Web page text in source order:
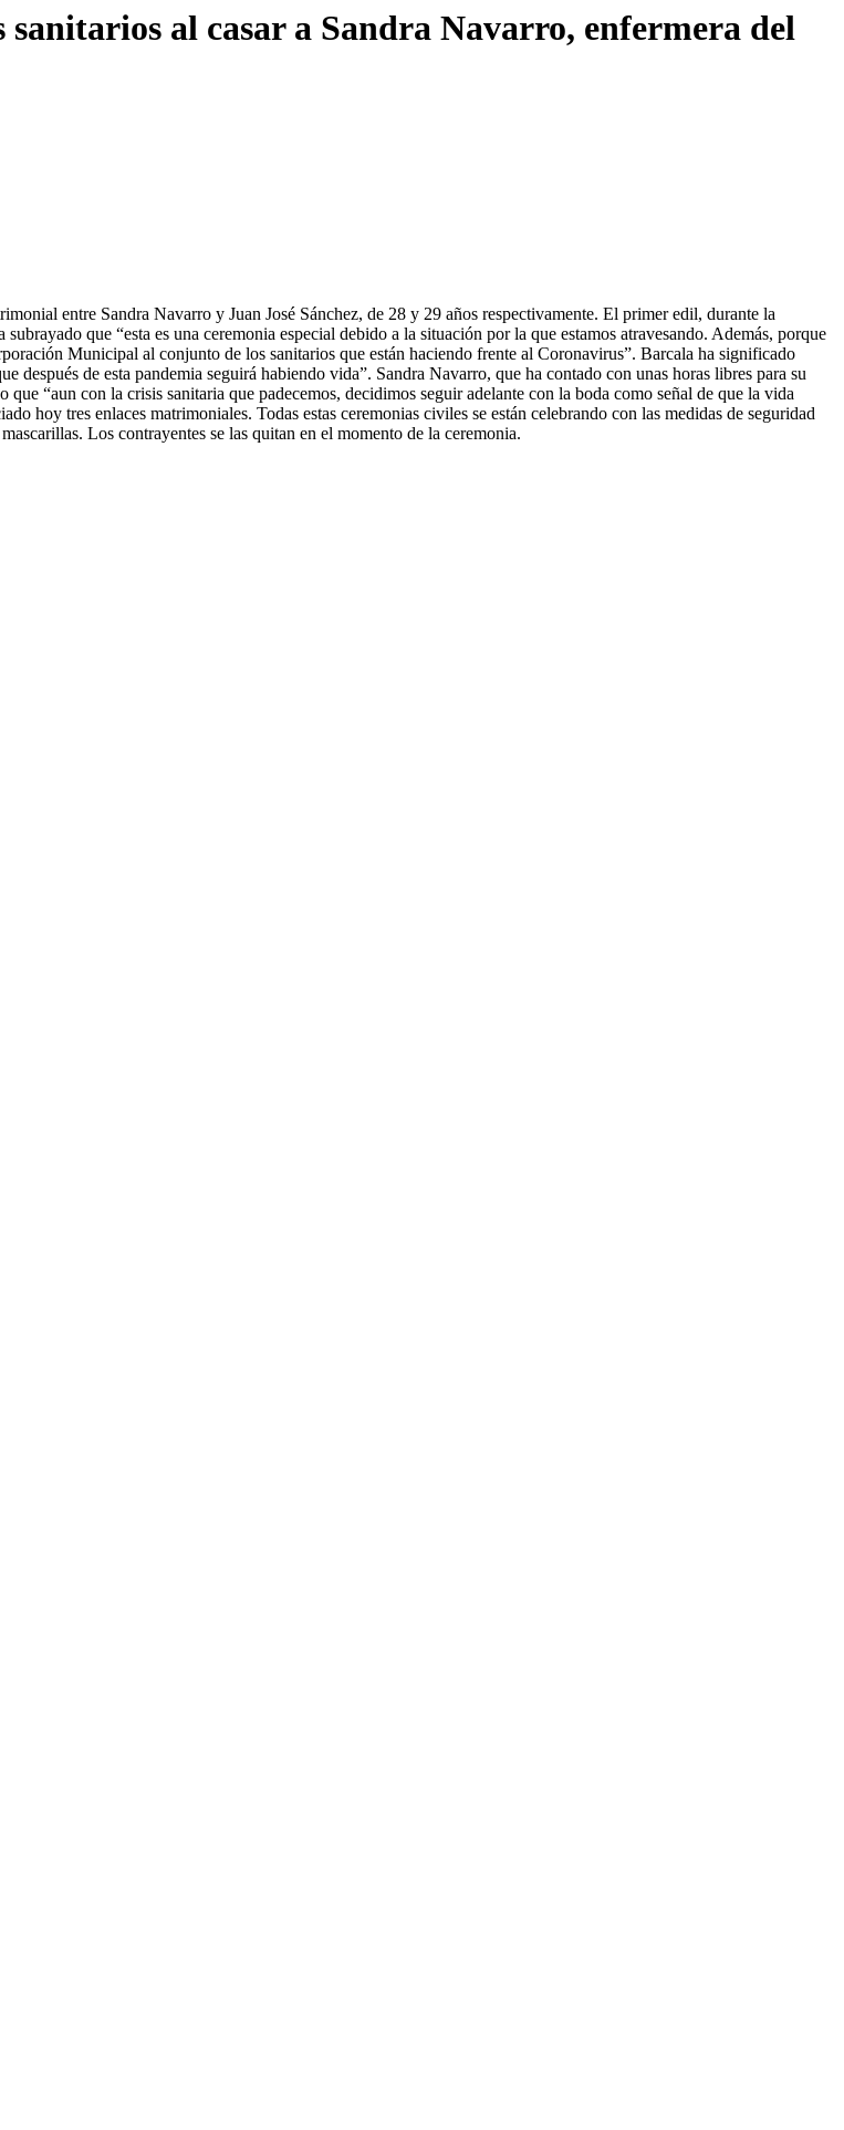
al casar a Sandra Navarro, enfermera del
entre Sandra Navarro y Juan José Sánchez, de 28 y 29 años respectivamente. El primer edil, durante la
que “esta es una ceremonia especial debido a la situación por la que estamos atravesando. Además, porque
Municipal al conjunto de los sanitarios que están haciendo frente al Coronavirus”. Barcala ha significado
después de esta pandemia seguirá habiendo vida”. Sandra Navarro, que ha contado con unas horas libres para su
“aun con la crisis sanitaria que padecemos, decidimos seguir adelante con la boda como señal de que la vida
hoy tres enlaces matrimoniales. Todas estas ceremonias civiles se están celebrando con las medidas de seguridad
Los contrayentes se las quitan en el momento de la ceremonia.